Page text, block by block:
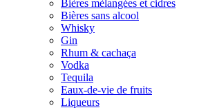
Bières mèlangées et cidres
Bières sans alcool
Whisky
Gin
Rhum & cachaça
Vodka
Tequila
Eaux-de-vie de fruits
Liqueurs